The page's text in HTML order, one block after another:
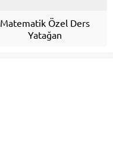
Matematik Özel Ders
Yatağan